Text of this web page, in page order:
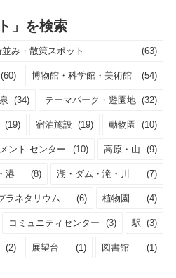
」を検索
並み・散策スポット (63)
(60) 博物館・科学館・美術館 (54)
(34) テーマパーク・遊園地 (32)
(19) 宿泊施設 (19) 動物園 (10)
ント センター (10) 高原・山 (9)
港 (8) 湖・ダム・滝・川 (7)
ラネタリウム (6) 植物園 (4)
コミュニティセンター (3) 駅 (3)
(2) 展望台 (1) 図書館 (1)